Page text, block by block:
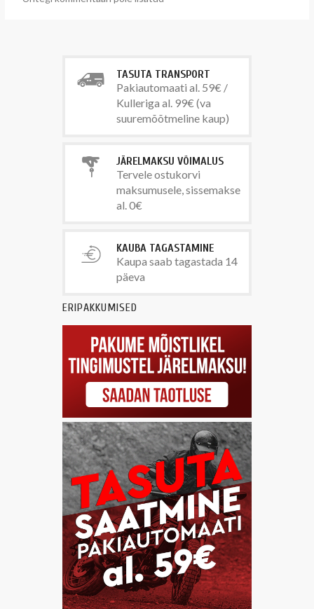
TASUTA TRANSPORT
Pakiautomaati al. 59€ /
Kulleriga al. 99€ (va
suuremõõtmeline kaup)
JÄRELMAKSU VÕIMALUS
Tervele ostukorvi
maksumusele, sissemakse
al. 0€
KAUBA TAGASTAMINE
Kaupa saab tagastada 14
päeva
ERIPAKKUMISED